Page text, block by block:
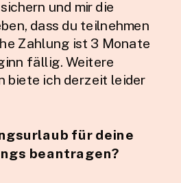
und mir die
dass du teilnehmen
Zahlung ist 3 Monate
fällig. Weitere
biete ich derzeit leider
für deine
beantragen?